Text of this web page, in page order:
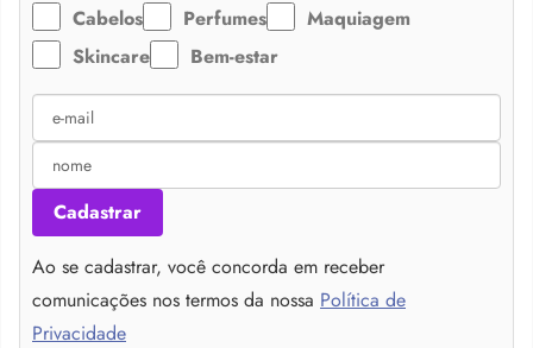
Cabelos
Perfumes
Maquiagem
Skincare
Bem-estar
Cadastrar
Ao se cadastrar, você concorda em receber
comunicações nos termos da nossa Política de
Privacidade